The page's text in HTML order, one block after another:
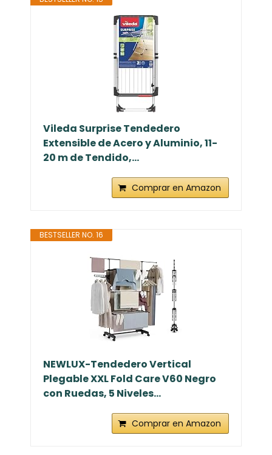
Vileda Surprise Tendedero
Extensible de Acero y Aluminio, 11-
20 m de Tendido,...
Comprar en Amazon
BESTSELLER NO. 16
NEWLUX-Tendedero Vertical
Plegable XXL Fold Care V60 Negro
con Ruedas, 5 Niveles...
Comprar en Amazon